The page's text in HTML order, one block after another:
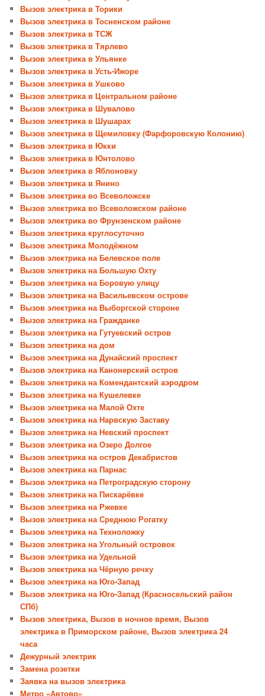
Вызов электрика в Торики
Вызов электрика в Тосненском районе
Вызов электрика в ТСЖ
Вызов электрика в Тярлево
Вызов электрика в Ульянке
Вызов электрика в Усть-Ижоре
Вызов электрика в Ушково
Вызов электрика в Центральном районе
Вызов электрика в Шувалово
Вызов электрика в Шушарах
Вызов электрика в Щемиловку (Фарфоровскую Колонию)
Вызов электрика в Юкки
Вызов электрика в Юнтолово
Вызов электрика в Яблоновку
Вызов электрика в Янино
Вызов электрика во Всеволожске
Вызов электрика во Всеволожском районе
Вызов электрика во Фрунзенском районе
Вызов электрика круглосуточно
Вызов электрика Молодёжном
Вызов электрика на Белевское поле
Вызов электрика на Большую Охту
Вызов электрика на Боровую улицу
Вызов электрика на Васильевском острове
Вызов электрика на Выборгской стороне
Вызов электрика на Гражданке
Вызов электрика на Гутуевский остров
Вызов электрика на дом
Вызов электрика на Дунайский проспект
Вызов электрика на Канонерский остров
Вызов электрика на Комендантский аэродром
Вызов электрика на Кушелевке
Вызов электрика на Малой Охте
Вызов электрика на Нарвскую Заставу
Вызов электрика на Невский проспект
Вызов электрика на Озеро Долгое
Вызов электрика на остров Декабристов
Вызов электрика на Парнас
Вызов электрика на Петроградскую сторону
Вызов электрика на Пискарёвке
Вызов электрика на Ржевке
Вызов электрика на Среднюю Рогатку
Вызов электрика на Техноложку
Вызов электрика на Угольный островок
Вызов электрика на Удельной
Вызов электрика на Чёрную речку
Вызов электрика на Юго-Запад
Вызов электрика на Юго-Запад (Красносельский район
СПб)
Вызов электрика, Вызов в ночное время, Вызов
электрика в Приморском районе, Вызов электрика 24
часа
Дежурный электрик
Замена розетки
Заявка на вызов электрика
Метро «Автово»